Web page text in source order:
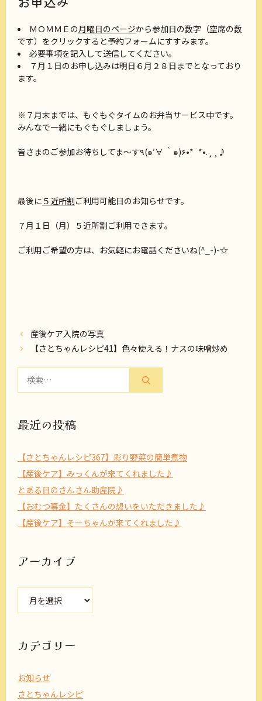
ＭＯＭＭＥの月曜日のページから参加日の数字（空席の数
です）をクリックすると予約フォームにすすみます。
必要事項を記入して送信してください。
７月１日のお申し込みは明日６月２８日までとなっており
ます。
※７月末までは、もぐもぐタイムのお弁当サービス中です。
みんなで一緒にもぐもぐしましょう。
皆さまのご参加お待ちしてま～す٩(๑′∀ ‵๑)۶•*¨*•.¸¸♪
最後に ５近所割ご利用可能日のお知らせです。
７月１日（月）５近所割ご利用できます。
ご利用ご希望の方は、お気軽にお電話くださいね(^_-)-☆
産後ケア入院の写真
【さとちゃんレシピ41】色々使える！ナスの味噌炒め
最近の投稿
【さとちゃんレシピ367】彩り野菜の簡単煮物
【産後ケア】みっくんが来てくれました♪
とある日のさんさん助産院♪
【おむつ募金】たくさんの想いをいただきました♪
【産後ケア】そーちゃんが来てくれました♪
アーカイブ
ブ
カテゴリー
お知らせ
さとちゃんレシピ